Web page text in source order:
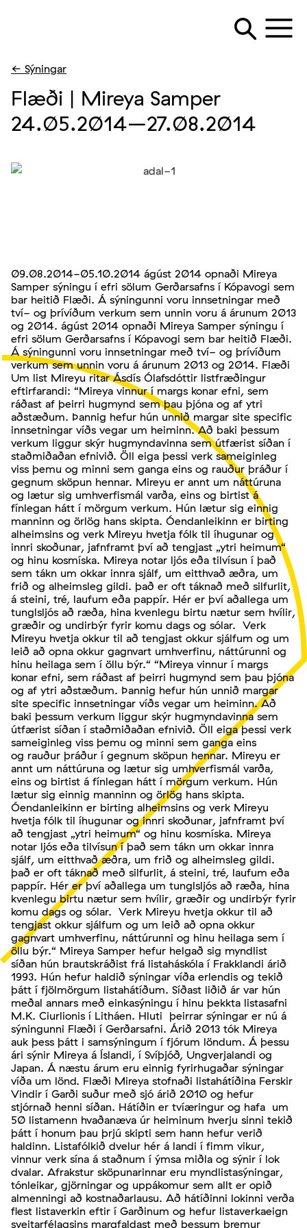
← Sýningar
Flæði | Mireya Samper
24.05.2014–27.08.2014
09.08.2014-05.10.2014 ágúst 2014 opnaði Mireya
Samper sýningu í efri sölum Gerðarsafns í Kópavogi sem
bar heitið Flæði. Á sýningunni voru innsetningar með
tví- og þrívíðum verkum sem unnin voru á árunum 2013
og 2014. ágúst 2014 opnaði Mireya Samper sýningu í
efri sölum Gerðarsafns í Kópavogi sem bar heitið Flæði.
Á sýningunni voru innsetningar með tví- og þrívíðum
verkum sem unnin voru á árunum 2013 og 2014. Flæði
Um list Mireyu ritar Ásdís Ólafsdóttir listfræðingur
eftirfarandi: “Mireya vinnur í margs konar efni, sem
ráðast af þeirri hugmynd sem þau þjóna og af ytri
aðstæðum. Þannig hefur hún unnið margar site specific
innsetningar víðs vegar um heiminn. Að baki þessum
verkum liggur skýr hugmyndavinna sem útfærist síðan í
staðmiðaðan efnivið. Öll eiga þessi verk sameiginleg
viss þemu og minni sem ganga eins og rauður þráður í
gegnum sköpun hennar. Mireyu er annt um náttúruna
og lætur sig umhverfismál varða, eins og birtist á
fínlegan hátt í mörgum verkum. Hún lætur sig einnig
manninn og örlög hans skipta. Óendanleikinn er birting
alheimsins og verk Mireyu hvetja fólk til íhugunar og
innri skoðunar, jafnframt því að tengjast „ytri heimum“
og hinu kosmíska. Mireya notar ljós eða tilvísun í það
sem tákn um okkar innra sjálf, um eitthvað æðra, um
frið og alheimsleg gildi. það er oft táknað með silfurlit,
á steini, tré, laufum eða pappír. Hér er því aðallega um
tunglsljós að ræða, hina kvenlegu birtu nætur sem hvílir,
græðir og undirbýr fyrir komu dags og sólar. Verk
Mireyu hvetja okkur til að tengjast okkur sjálfum og um
leið að opna okkur gagnvart umhverfinu, náttúrunni og
hinu heilaga sem í öllu býr.“ “Mireya vinnur í margs
konar efni, sem ráðast af þeirri hugmynd sem þau þjóna
og af ytri aðstæðum. Þannig hefur hún unnið margar
site specific innsetningar víðs vegar um heiminn. Að
baki þessum verkum liggur skýr hugmyndavinna sem
útfærist síðan í staðmiðaðan efnivið. Öll eiga þessi verk
sameiginleg viss þemu og minni sem ganga eins
og rauður þráður í gegnum sköpun hennar. Mireyu er
annt um náttúruna og lætur sig umhverfismál varða,
eins og birtist á fínlegan hátt í mörgum verkum. Hún
lætur sig einnig manninn og örlög hans skipta.
Óendanleikinn er birting alheimsins og verk Mireyu
hvetja fólk til íhugunar og innri skoðunar, jafnframt því
að tengjast „ytri heimum“ og hinu kosmíska. Mireya
notar ljós eða tilvísun í það sem tákn um okkar innra
sjálf, um eitthvað æðra, um frið og alheimsleg gildi.
það er oft táknað með silfurlit, á steini, tré, laufum eða
pappír. Hér er því aðallega um tunglsljós að ræða, hina
kvenlegu birtu nætur sem hvílir, græðir og undirbýr fyrir
komu dags og sólar. Verk Mireyu hvetja okkur til að
tengjast okkur sjálfum og um leið að opna okkur
gagnvart umhverfinu, náttúrunni og hinu heilaga sem í
öllu býr.“ Mireya Samper hefur helgað sig myndlist
síðan hún brautskráðist frá listaháskóla í Frakklandi árið
1993. Hún hefur haldið sýningar víða erlendis og tekið
þátt í fjölmörgum listahátíðum. Síðast liðið ár var hún
meðal annars með einkasýningu í hinu þekkta listasafni
M.K. Ciurlionis í Litháen. Hluti þeirrar sýningar er nú á
sýningunni Flæði í Gerðarsafni. Árið 2013 tók Mireya
auk þess þátt i samsýningum í fjórum löndum. Á þessu
ári sýnir Mireya á Íslandi, í Svíþjóð, Ungverjalandi og
Japan. Á næstu árum eru einnig fyrirhugaðar sýningar
víða um lönd. Flæði Mireya stofnaði listahátíðina Ferskir
Vindir í Garði suður með sjó árið 2010 og hefur
stjórnað henni síðan. Hátíðin er tvíæringur og hafa um
50 listamenn hvaðanæva úr heiminum hverju sinni tekið
þátt í honum þau þrjú skipti sem hann hefur verið
haldinn. Listafólkið dvelur hér á landi í fimm vikur,
vinnur verk sína á staðnum í ýmsa miðla og sýnir í lok
dvalar. Afrakstur sköpunarinnar eru myndlistasýningar,
tónleikar, gjörningar og uppákomur sem allt er opið
almenningi að kostnaðarlausu. Að hátíðinni lokinni verða
flest listaverkin eftir í Garðinum og hefur listaverkaeign
sveitarfélagsins margfaldast með þessum þremur